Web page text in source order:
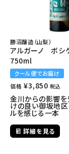
勝沼醸造（山梨）
アルガーノ ボシケ
750ml
クール便でお届け
価格 ¥3,850 税込
金川からの影響
けの良い御坂地
ルを感じる一本
詳細を見る